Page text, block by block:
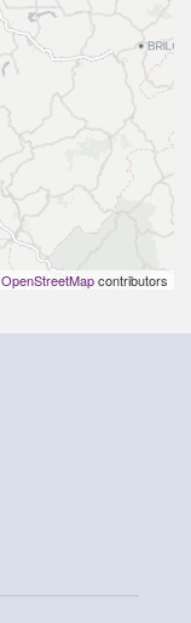
OpenStreetMapcontributors